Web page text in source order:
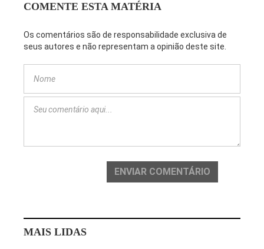
COMENTE ESTA MATÉRIA
Os comentários são de responsabilidade exclusiva de
seus autores e não representam a opinião deste site.
ENVIAR COMENTÁRIO
MAIS LIDAS